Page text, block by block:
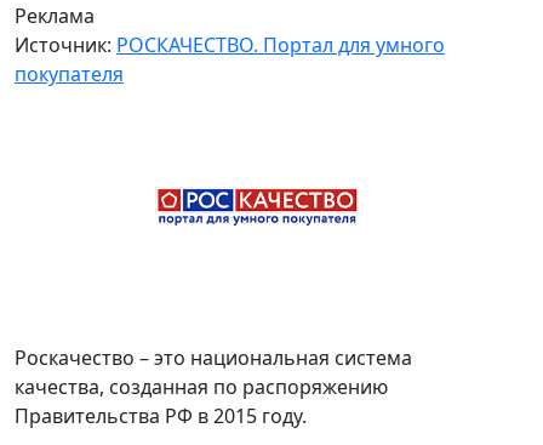
Реклама
Источник: РОСКАЧЕСТВО. Портал для умного
покупателя
Роскачество – это национальная система
качества, созданная по распоряжению
Правительства РФ в 2015 году.